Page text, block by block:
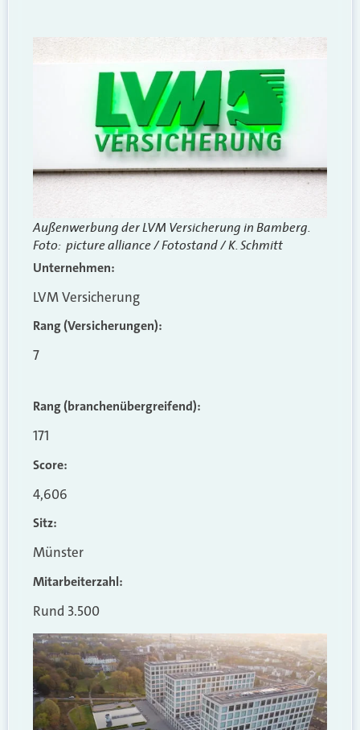
Außenwerbung der LVM Versicherung in Bamberg.
Foto: picture alliance / Fotostand / K. Schmitt
Unternehmen:
LVM Versicherung
Rang (Versicherungen):
7
Rang (branchenübergreifend):
171
Score:
4,606
Sitz:
Münster
Mitarbeiterzahl:
Rund 3.500